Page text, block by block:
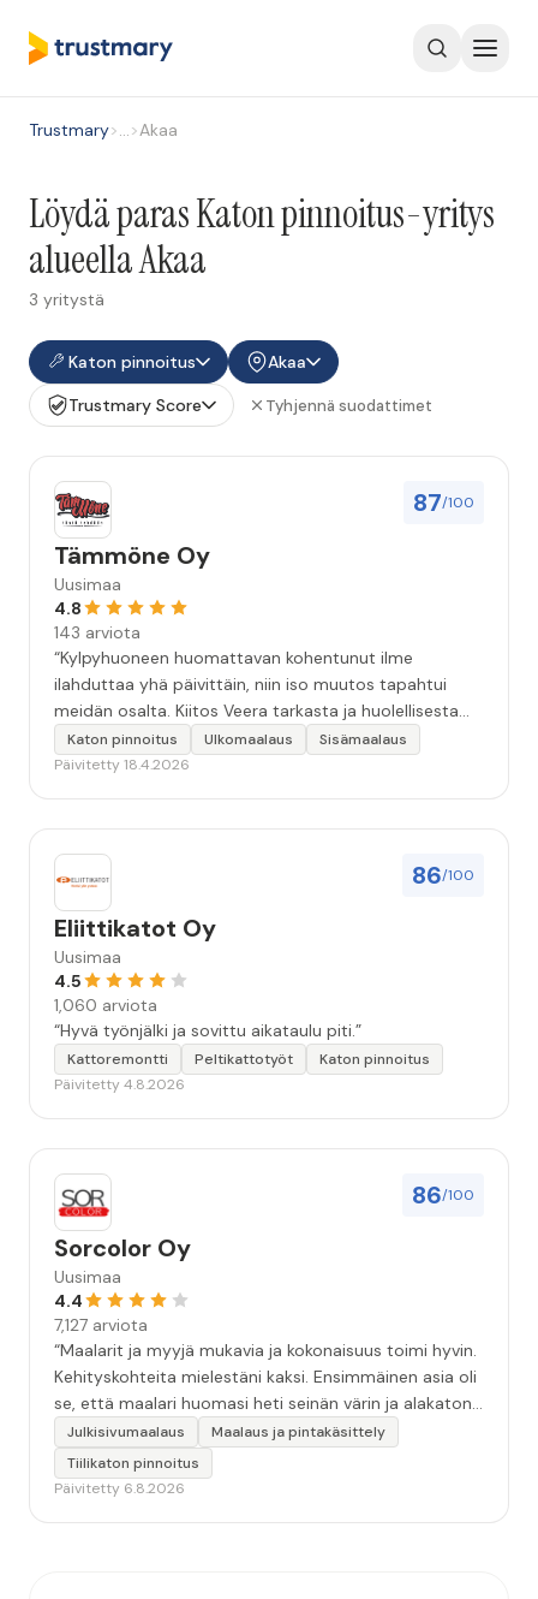
Trustmary>…>Akaa
Löydä paras Katon pinnoitus-yritys
alueella Akaa
3 yritystä
Katon pinnoitus
Akaa
Trustmary Score
Tyhjennä suodattimet
87/100
Tämmöne Oy
Uusimaa
4.8
143 arviota
“Kylpyhuoneen huomattavan kohentunut ilme
ilahduttaa yhä päivittäin, niin iso muutos tapahtui
meidän osalta. Kiitos Veera tarkasta ja huolellisesta
työstä, sekä ystävällisestä palvelusta!”
Katon pinnoitus Ulkomaalaus
Sisämaalaus
Päivitetty 18.4.2026
86/100
Eliittikatot Oy
Uusimaa
4.5
1,060 arviota
“Hyvä työnjälki ja sovittu aikataulu piti.”
Kattoremontti Peltikattotyöt
Katon pinnoitus
Päivitetty 4.8.2026
86/100
Sorcolor Oy
Uusimaa
4.4
7,127 arviota
“Maalarit ja myyjä mukavia ja kokonaisuus toimi hyvin.
Kehityskohteita mielestäni kaksi. Ensimmäinen asia oli
se, että maalari huomasi heti seinän värin ja alakaton
värin erot mitä en huomannut. Hyvä toki että siinä
kohtaa huomattu mutta toki optimaalisessa
tilanteessa myyjä olisi jo kiinnittänyt tähän huomiota.
Julkisivumaalaus
Maalaus ja pintakäsittely
Tiilikaton pinnoitus
Päivitetty 6.8.2026